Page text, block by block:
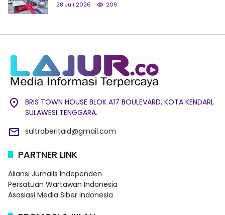
28 Juli 2026 209
BRIS TOWN HOUSE BLOK A17 BOULEVARD, KOTA KENDARI,
SULAWESI TENGGARA.
sultraberitaid@gmail.com
PARTNER LINK
Aliansi Jurnalis Independen
Persatuan Wartawan Indonesia
Asosiasi Media Siber Indonesia